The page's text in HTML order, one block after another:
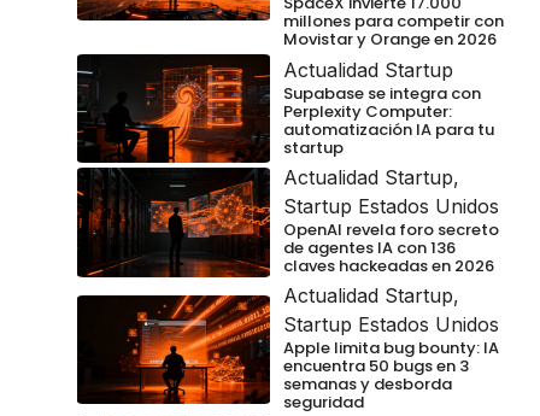
millones para competir con
Movistar y Orange en 2026
Actualidad Startup
Supabase se integra con
Perplexity Computer:
automatización IA para tu
startup
Actualidad Startup,
Startup Estados Unidos
OpenAI revela foro secreto
de agentes IA con 136
claves hackeadas en 2026
Actualidad Startup,
Startup Estados Unidos
Apple limita bug bounty: IA
encuentra 50 bugs en 3
semanas y desborda
seguridad